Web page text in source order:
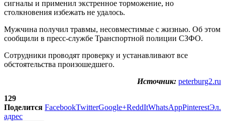
сигналы и применил экстренное торможение, но
столкновения избежать не удалось.
Мужчина получил травмы, несовместимые с жизнью. Об этом
сообщили в пресс-службе Транспортной полиции СЗФО.
Сотрудники проводят проверку и устанавливают все
обстоятельства произошедшего.
Источник: peterburg2.ru
129
Поделится FacebookTwitterGoogle+ReddItWhatsAppPinterestЭл.
адрес